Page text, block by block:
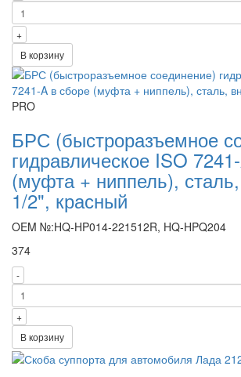
+
В корзину
PRO
БРС (быстроразъемное
гидравлическое ISO
(муфта + ниппель),
1/2", красный
OEM №:HQ-HP014-221512R, HQ-HPQ204
374
-
+
В корзину